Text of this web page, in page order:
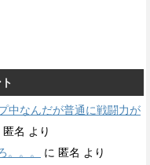
中なんだが普通に戦闘力が
匿名 より
。。。
に 匿名 より